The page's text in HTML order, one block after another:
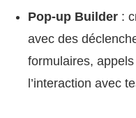
Pop-up Builder :
avec des
formulaires,
l’interaction avec